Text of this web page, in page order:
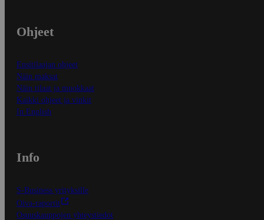
Ohjeet
Ensitilaajan ohjeet
Näin maksat
Näin tilaat ja muokkaat
Kaikki ohjeet ja vinkit
In English
Info
S-Business yrityksille
Oiva-raportit
Osuuskauppojen yhteystiedot